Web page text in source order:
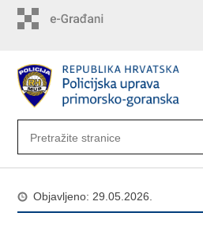
Objavljeno: 29.05.2026.